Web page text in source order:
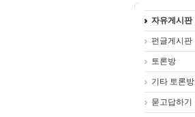
자유게시판
펀글게시판
토론방
기타 토론방
묻고답하기